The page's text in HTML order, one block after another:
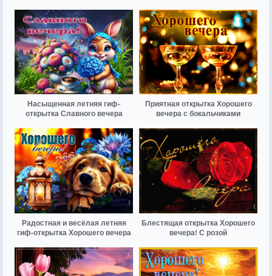
Насыщенная летняя гиф-
открытка Славного вечера
Приятная открытка Хорошего
вечера с бокальчиками
Радостная и весёлая летняя
гиф-открытка Хорошего вечера
Блестящая открытка Хорошего
вечера! С розой